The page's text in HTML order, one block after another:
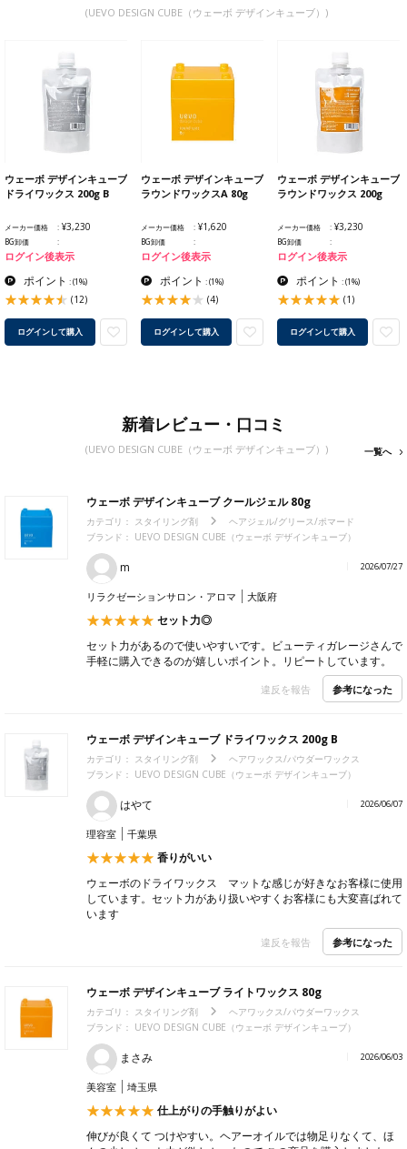
(UEVO DESIGN CUBE（ウェーボ デザインキューブ）)
ウェーボ デザインキューブ
ドライワックス 200g B
メーカー価格 ¥3,230
BG卸価
ログイン後表示
ポイント :(1%)
(12)
ログインして購入
ウェーボ デザインキューブ
ラウンドワックスA 80g
メーカー価格 ¥1,620
BG卸価
ログイン後表示
ポイント :(1%)
(4)
ログインして購入
ウェーボ デザインキューブ
ラウンドワックス 200g
メーカー価格 ¥3,230
BG卸価
ログイン後表示
ポイント :(1%)
(1)
ログインして購入
新着レビュー・口コミ
(UEVO DESIGN CUBE（ウェーボ デザインキューブ）) 一覧へ
ウェーボ デザインキューブ クールジェル 80g
カテゴリ： スタイリング剤
ヘアジェル/グリース/ポマード
ブランド： UEVO DESIGN CUBE（ウェーボ デザインキューブ）
m 2026/07/27
リラクゼーションサロン・アロマ 大阪府
セット力◎
セット力があるので使いやすいです。ビューティガレージさんで
手軽に購入できるのが嬉しいポイント。リピートしています。
違反を報告 参考になった
ウェーボ デザインキューブ ドライワックス 200g B
カテゴリ： スタイリング剤
ヘアワックス/パウダーワックス
ブランド： UEVO DESIGN CUBE（ウェーボ デザインキューブ）
はやて 2026/06/07
理容室 千葉県
香りがいい
ウェーボのドライワックス マットな感じが好きなお客様に使用
しています。セット力があり扱いやすくお客様にも大変喜ばれて
います
違反を報告 参考になった
ウェーボ デザインキューブ ライトワックス 80g
カテゴリ： スタイリング剤
ヘアワックス/パウダーワックス
ブランド： UEVO DESIGN CUBE（ウェーボ デザインキューブ）
まさみ 2026/06/03
美容室 埼玉県
仕上がりの手触りがよい
伸びが良くて つけやすい。ヘアーオイルでは物足りなくて、ほ